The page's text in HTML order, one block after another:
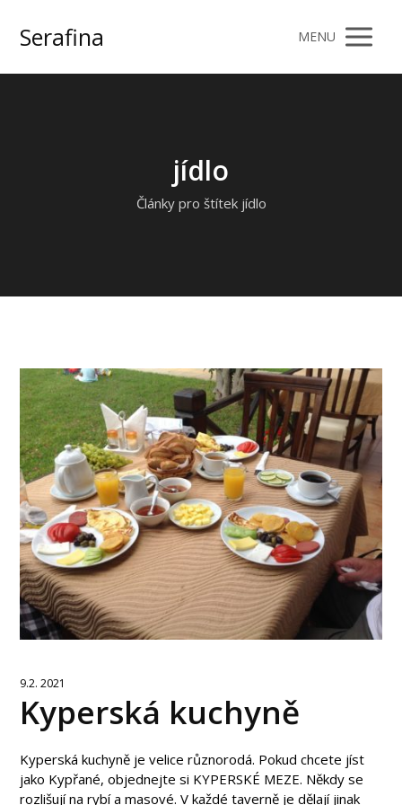
Serafina MENU
jídlo
Články pro štítek jídlo
9.2. 2021
Kyperská kuchyně
Kyperská kuchyně je velice různorodá. Pokud chcete jíst
jako Kypřané, objednejte si KYPERSKÉ MEZE. Někdy se
rozlišují na rybí a masové. V každé taverně je dělají jinak